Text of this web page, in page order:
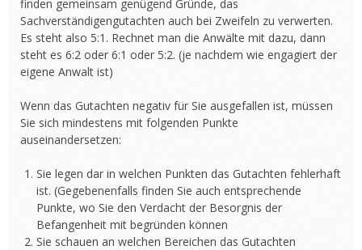
finden gemeinsam genügend Gründe, das
Sachverständigengutachten auch bei Zweifeln zu verwerten.
Es steht also 5:1. Rechnet man die Anwälte mit dazu, dann
steht es 6:2 oder 6:1 oder 5:2. (je nachdem wie engagiert der
eigene Anwalt ist)
Wenn das Gutachten negativ für Sie ausgefallen ist, müssen
Sie sich mindestens mit folgenden Punkte
auseinandersetzen:
Sie legen dar in welchen Punkten das Gutachten fehlerhaft
ist. (Gegebenenfalls finden Sie auch entsprechende
Punkte, wo Sie den Verdacht der Besorgnis der
Befangenheit mit begründen können
Sie schauen an welchen Bereichen das Gutachten